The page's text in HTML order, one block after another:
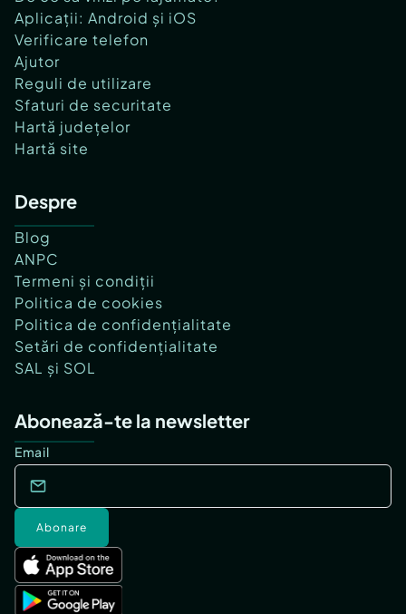
Aplicații: Android și iOS
Verificare telefon
Ajutor
Reguli de utilizare
Sfaturi de securitate
Hartă județelor
Hartă site
Despre
Blog
ANPC
Termeni și condiții
Politica de cookies
Politica de confidențialitate
Setări de confidențialitate
SAL și SOL
Abonează-te la newsletter
Email
Abonare